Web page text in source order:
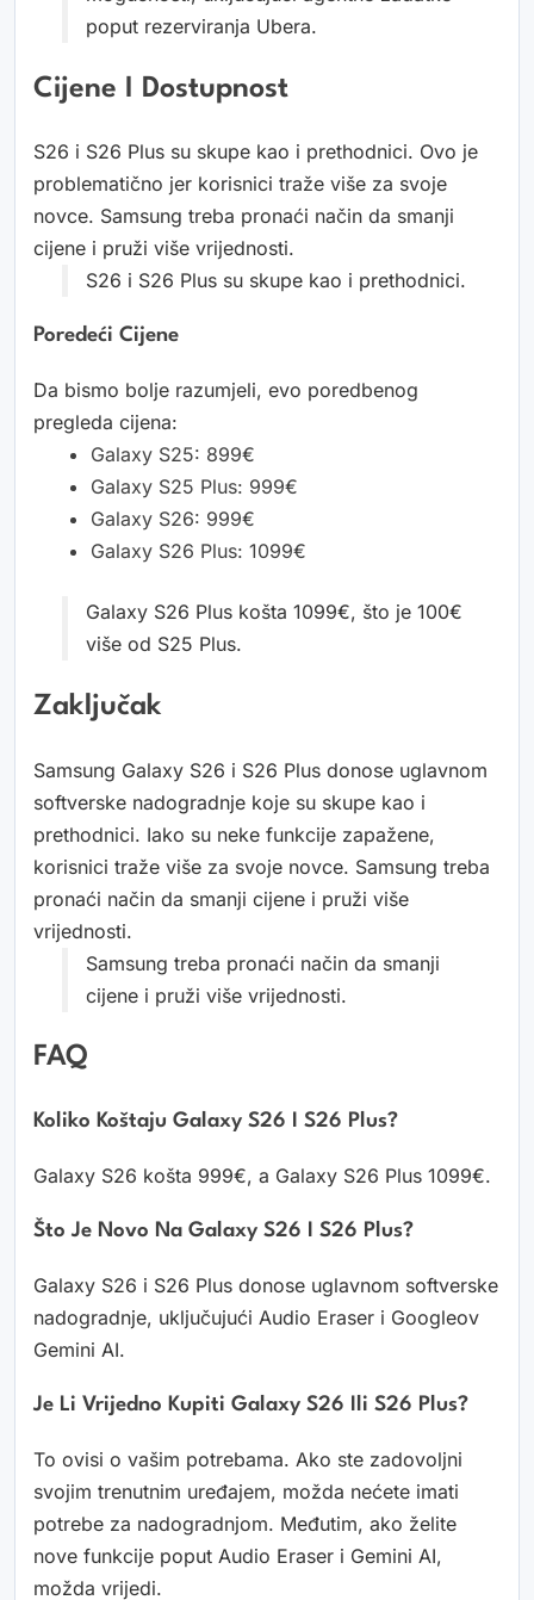
poput rezerviranja Ubera.
Cijene I Dostupnost
S26 i S26 Plus su skupe kao i prethodnici. Ovo je
problematično jer korisnici traže više za svoje
novce. Samsung treba pronaći način da smanji
cijene i pruži više vrijednosti.
S26 i S26 Plus su skupe kao i prethodnici.
Poredeći Cijene
Da bismo bolje razumjeli, evo poredbenog
pregleda cijena:
Galaxy S25: 899€
Galaxy S25 Plus: 999€
Galaxy S26: 999€
Galaxy S26 Plus: 1099€
Galaxy S26 Plus košta 1099€, što je 100€
više od S25 Plus.
Zaključak
Samsung Galaxy S26 i S26 Plus donose uglavnom
softverske nadogradnje koje su skupe kao i
prethodnici. Iako su neke funkcije zapažene,
korisnici traže više za svoje novce. Samsung treba
pronaći način da smanji cijene i pruži više
vrijednosti.
Samsung treba pronaći način da smanji
cijene i pruži više vrijednosti.
FAQ
Koliko Koštaju Galaxy S26 I S26 Plus?
Galaxy S26 košta 999€, a Galaxy S26 Plus 1099€.
Što Je Novo Na Galaxy S26 I S26 Plus?
Galaxy S26 i S26 Plus donose uglavnom softverske
nadogradnje, uključujući Audio Eraser i Googleov
Gemini AI.
Je Li Vrijedno Kupiti Galaxy S26 Ili S26 Plus?
To ovisi o vašim potrebama. Ako ste zadovoljni
svojim trenutnim uređajem, možda nećete imati
potrebe za nadogradnjom. Međutim, ako želite
nove funkcije poput Audio Eraser i Gemini AI,
možda vrijedi.